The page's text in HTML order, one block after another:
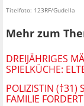
Titelfoto: 123RF/Gudella
Mehr zum
DREIJÄHRIGES
SPIELKÜCHE:
POLIZISTIN (†31)
FAMILIE